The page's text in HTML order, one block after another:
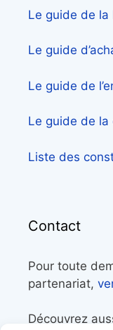
Le guide de
Le guide
Le guide de
Le guide de
Liste des
Contact
Pour toute
partenariat,
Découvrez